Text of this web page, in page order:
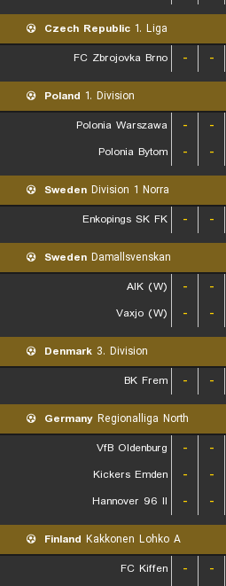
Czech Republic 1. Liga
FC Zbrojovka Brno
- -
Poland 1. Division
Polonia Warszawa
- -
Polonia Bytom
- -
Sweden Division 1 Norra
Enkopings SK FK
- -
Sweden Damallsvenskan
AIK (W)
- -
Vaxjo (W)
- -
Denmark 3. Division
BK Frem
- -
Germany Regionalliga North
VfB Oldenburg
- -
Kickers Emden
- -
Hannover 96 II
- -
Finland Kakkonen Lohko A
FC Kiffen
- -